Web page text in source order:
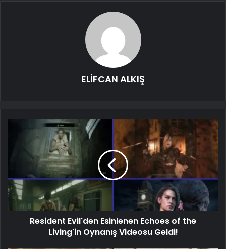
ELİFCAN ALKIŞ
Resident Evil'den Esinlenen Echoes of the
Living'in Oynanış Videosu Geldi!